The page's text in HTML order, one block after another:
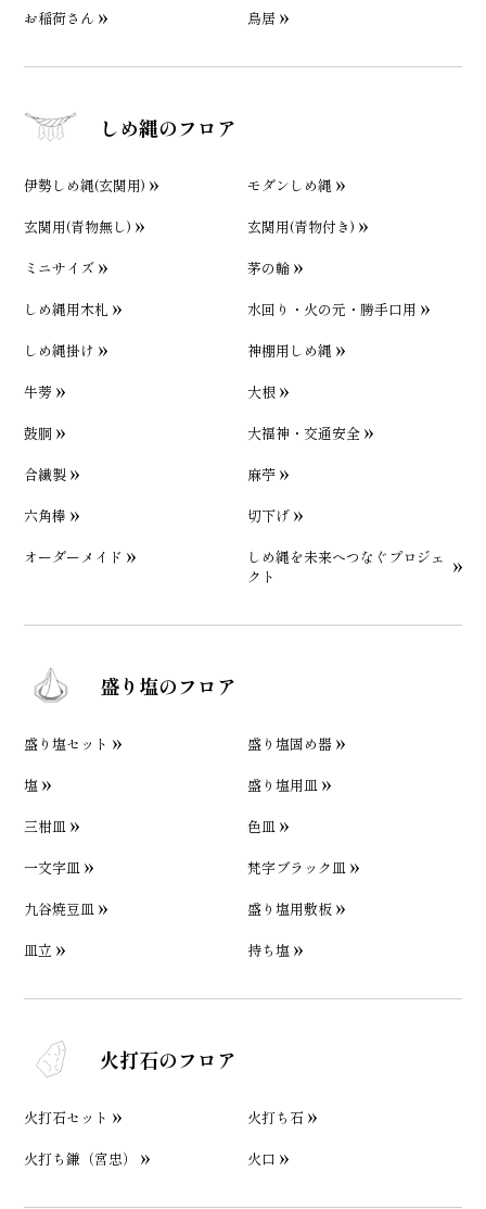
お稲荷さん 鳥居
しめ縄のフロア
伊勢しめ縄(玄関用)
モダンしめ縄
玄関用(青物無し)
玄関用(青物付き)
ミニサイズ
茅の輪
しめ縄用木札
水回り・火の元・勝手口用
しめ縄掛け
神棚用しめ縄
牛蒡
大根
鼓胴
大福神・交通安全
合繊製
麻苧
六角棒
切下げ
オーダーメイド
しめ縄を未来へつなぐプロジェ
クト
盛り塩のフロア
盛り塩セット
盛り塩固め器
塩
盛り塩用皿
三柑皿
色皿
一文字皿
梵字ブラック皿
九谷焼豆皿
盛り塩用敷板
皿立
持ち塩
火打石のフロア
火打石セット
火打ち石
火打ち鎌（宮忠）
火口